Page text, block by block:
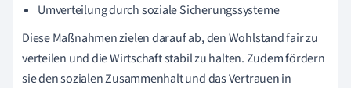
Umverteilung durch soziale Sicherungssysteme
Diese Maßnahmen zielen darauf ab, den Wohlstand fair zu
verteilen und die Wirtschaft stabil zu halten. Zudem fördern
sie den sozialen Zusammenhalt und das Vertrauen in